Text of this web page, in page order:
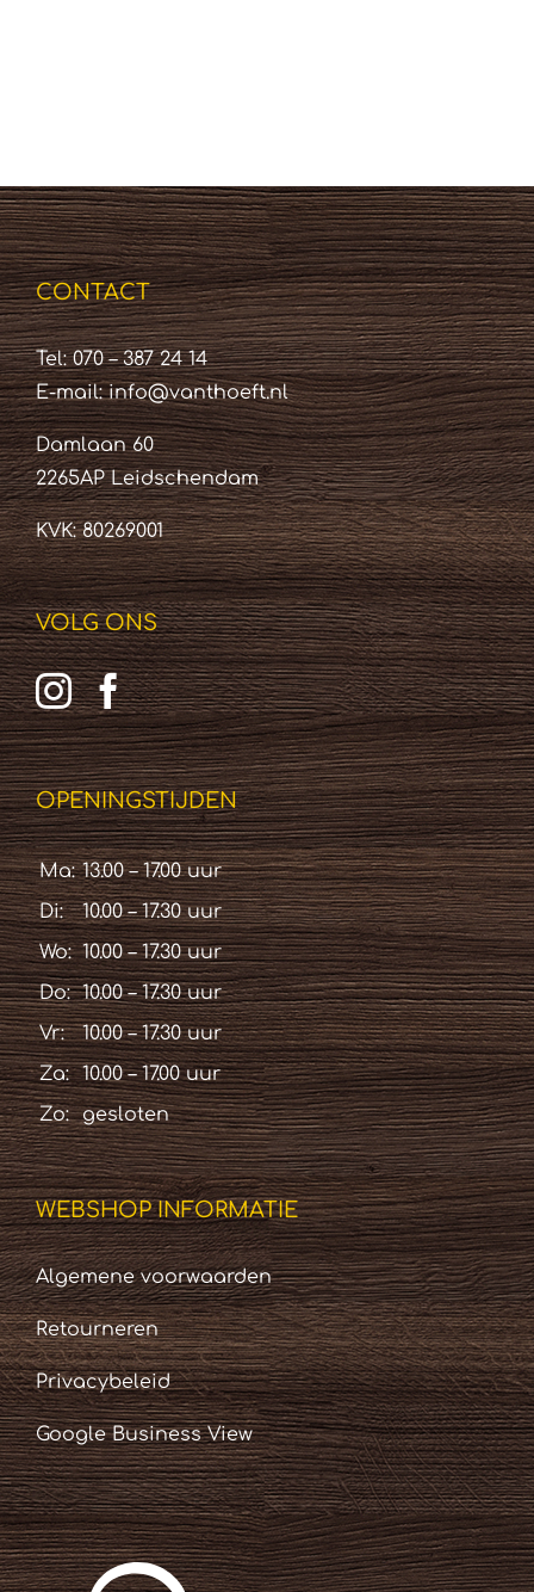
CONTACT
Tel: 070 – 387 24 14
E-mail:info@vanthoeft.nl
Damlaan 60
2265AP Leidschendam
KVK: 80269001
VOLG ONS
OPENINGSTIJDEN
Ma: 13.00 – 17.00 uur
Di:
10.00 – 17.30 uur
Wo: 10.00 – 17.30 uur
Do: 10.00 – 17.30 uur
Vr:
10.00 – 17.30 uur
Za:
10.00 – 17.00 uur
Zo:
gesloten
WEBSHOP INFORMATIE
Algemene voorwaarden
Retourneren
Privacybeleid
Google Business View